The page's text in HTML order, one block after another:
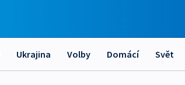
Ukrajina Volby Domácí Svět